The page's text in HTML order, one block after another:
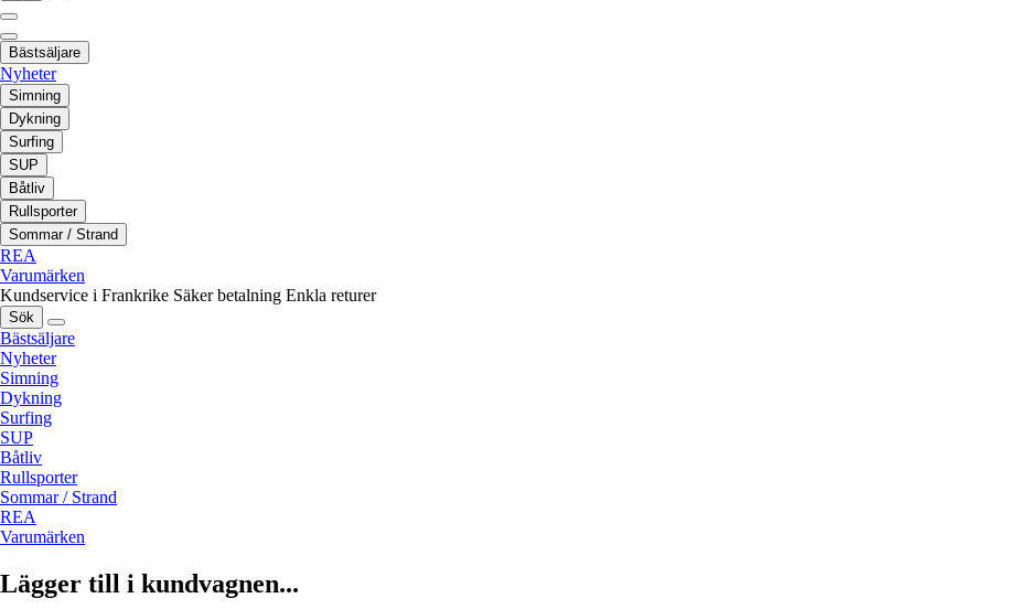
Bästsäljare
Nyheter
Simning
Dykning
Surfing
SUP
Båtliv
Rullsporter
Sommar / Strand
REA
Varumärken
Kundservice i Frankrike Säker betalning Enkla returer
Sök
Bästsäljare
Nyheter
Simning
Dykning
Surfing
SUP
Båtliv
Rullsporter
Sommar / Strand
REA
Varumärken
Lägger till i kundvagnen...